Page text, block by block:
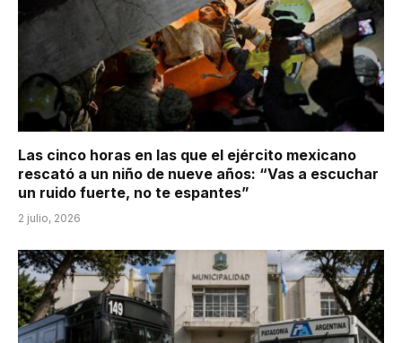
Las cinco horas en las que el ejército mexicano
rescató a un niño de nueve años: “Vas a escuchar
un ruido fuerte, no te espantes”
2 julio, 2026